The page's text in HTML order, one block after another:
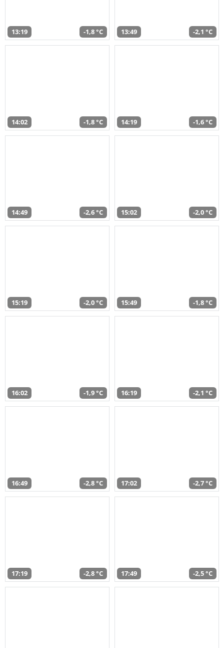
13:19 -1,8 °C 13:49 -2,1 °C
14:02 -1,8 °C 14:19 -1,6 °C
14:49 -2,6 °C 15:02 -2,0 °C
15:19 -2,0 °C 15:49 -1,8 °C
16:02 -1,9 °C 16:19 -2,1 °C
16:49 -2,8 °C 17:02 -2,7 °C
17:19 -2,8 °C 17:49 -2,5 °C